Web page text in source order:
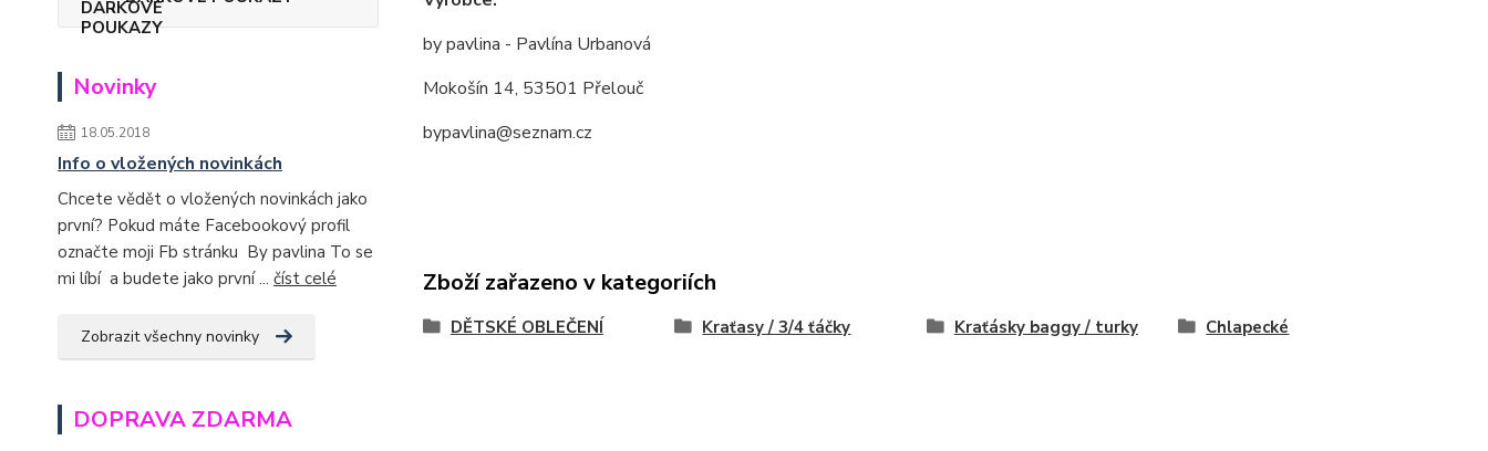
Novinky
18.05.2018
Info o vložených novinkách
Chcete vědět o vložených novinkách jako
první? Pokud máte Facebookový profil
označte moji Fb stránku By pavlina To se
mi líbí a budete jako první ... číst celé
Zobrazit všechny novinky
DOPRAVA ZDARMA
by pavlina - Pavlína Urbanová
Mokošín 14, 53501 Přelouč
bypavlina@seznam.cz
Zboží zařazeno v kategoriích
DĚTSKÉ OBLEČENÍ Kraťasy / 3/4 ťáčky Kraťásky baggy / turky Chlapecké